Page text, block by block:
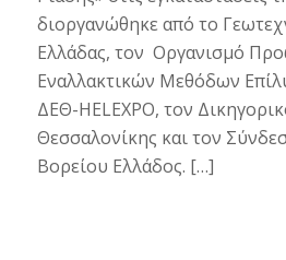
διοργανώθηκε από το
Ελλάδας, τον Οργανισμό
Εναλλακτικών Μεθόδων
ΔΕΘ-HELEXPO, τον
Θεσσαλονίκης και τον
Βορείου Ελλάδος. […]